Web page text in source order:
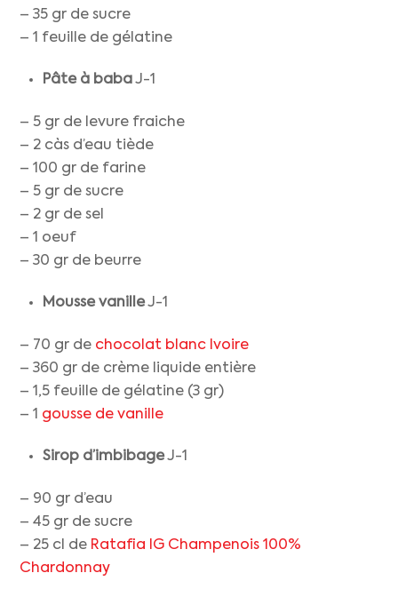
– 35 gr de sucre
– 1 feuille de gélatine
Pâte à babaJ-1
– 5 gr de levure fraiche
– 2 càs d’eau tiède
– 100 gr de farine
– 5 gr de sucre
– 2 gr de sel
– 1 oeuf
– 30 gr de beurre
Mousse vanilleJ-1
– 70 gr de chocolat blanc Ivoire
– 360 gr de crème liquide entière
– 1,5 feuille de gélatine (3 gr)
– 1 gousse de vanille
Sirop d’imbibageJ-1
– 90 gr d’eau
– 45 gr de sucre
– 25 cl de Ratafia IG Champenois 100%
Chardonnay